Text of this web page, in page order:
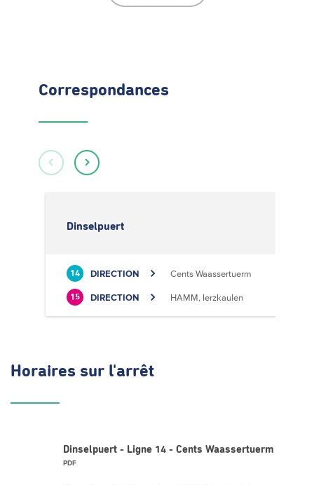
Correspondances
Dinselpuert
14 DIRECTION Cents Waassertuerm
15 DIRECTION HAMM, Ierzkaulen
Horaires sur l'arrêt
Dinselpuert - Ligne 14 - Cents Waassertuerm
PDF